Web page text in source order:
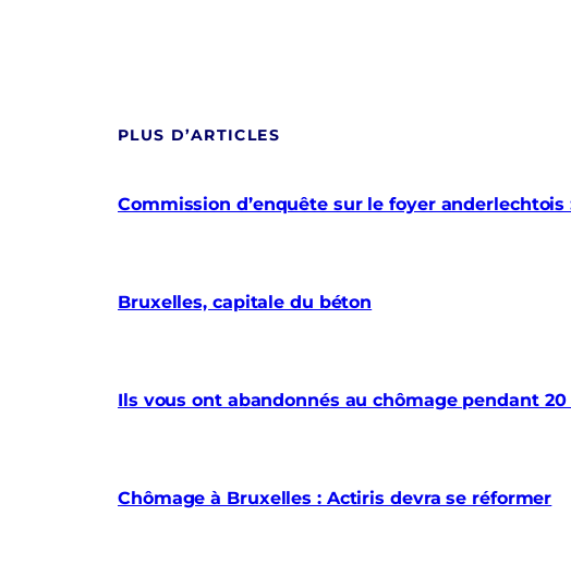
PLUS D’ARTICLES
Commission d’enquête sur le foyer
Bruxelles, capitale du béton
Ils vous ont abandonnés au chômage pendant 20
Chômage à Bruxelles : Actiris devra se réformer